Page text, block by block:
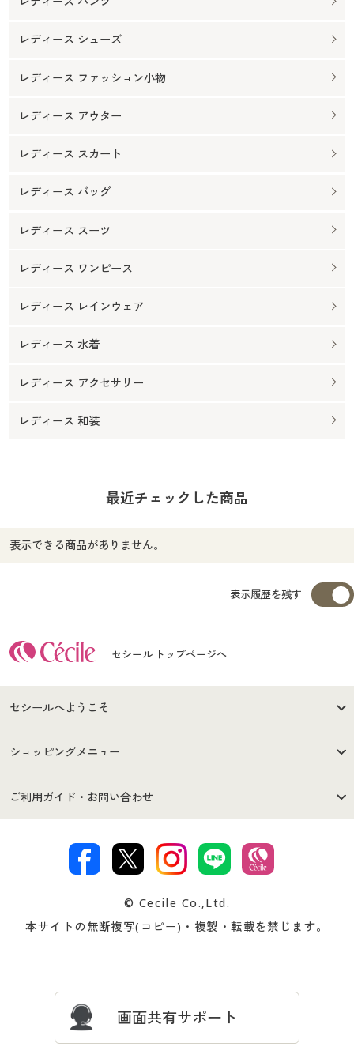
レディース シューズ
レディース ファッション小物
レディース アウター
レディース スカート
レディース バッグ
レディース スーツ
レディース ワンピース
レディース レインウェア
レディース 水着
レディース アクセサリー
レディース 和装
最近チェックした商品
表示できる商品がありません。
表示履歴を残す
セシール トップページへ
セシールへようこそ
はじめての方へ
セシールご利用規約
著作権・商標について 会社案内
ショッピングメニュー
商品カテゴリ
プレゼント＆キャンペーン サイトマップ
ご利用ガイド・お問い合わせ
交換・返品は お支払は
ついて
忘れの場合
© Cecile Co.,Ltd.
本サイトの無断複写(コピー)・複製・転載を禁じます。
画面共有サポート